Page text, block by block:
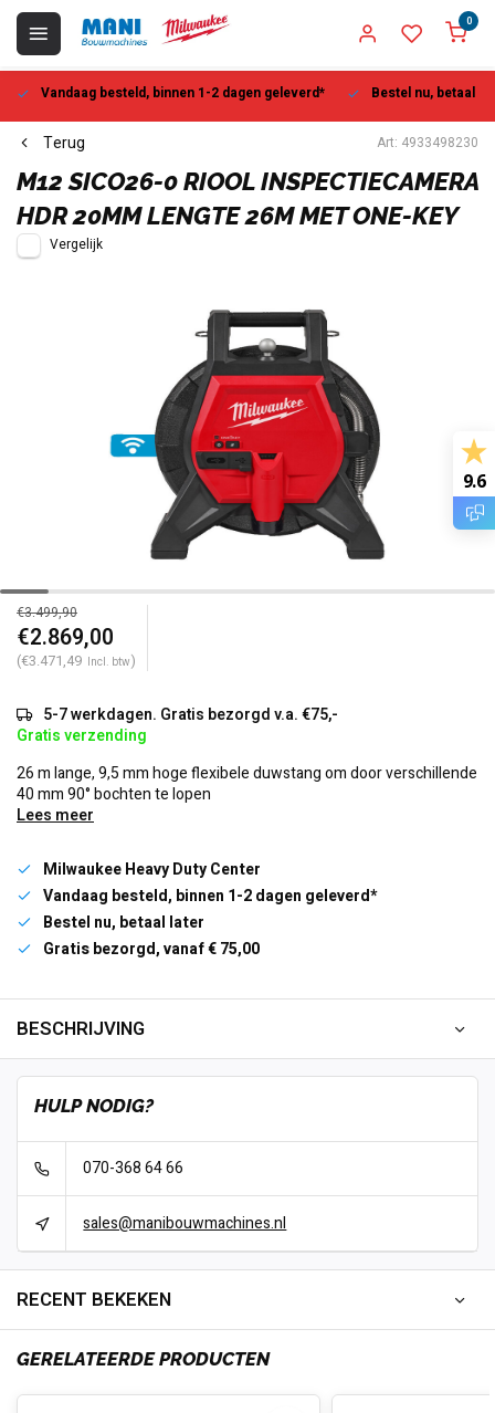
0
Vandaag besteld, binnen 1-2 dagen geleverd* Bestel nu, betaal
Terug Art: 4933498230
M12 SICO26-0 RIOOL INSPECTIECAMERA
HDR 20MM LENGTE 26M MET ONE-KEY
Vergelijk
€3.499,90
€2.869,00
(€3.471,49 Incl. btw)
5-7 werkdagen. Gratis bezorgd v.a. €75,-
Gratis verzending
26 m lange, 9,5 mm hoge flexibele duwstang om door verschillende
40 mm 90° bochten te lopen
Lees meer
Milwaukee Heavy Duty Center
Vandaag besteld, binnen 1-2 dagen geleverd*
Bestel nu, betaal later
Gratis bezorgd, vanaf € 75,00
BESCHRIJVING
HULP NODIG?
070-368 64 66
sales@manibouwmachines.nl
RECENT BEKEKEN
GERELATEERDE PRODUCTEN
9.6